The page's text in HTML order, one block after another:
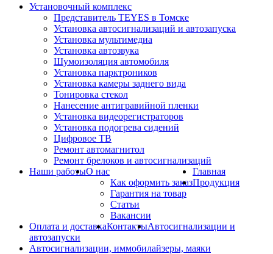
Установочный комплекс
Представитель TEYES в Томске
Установка автосигнализаций и автозапуска
Установка мультимедиа
Установка автозвука
Шумоизоляция автомобиля
Установка парктроников
Установка камеры заднего вида
Тонировка стекол
Нанесение антигравийной пленки
Установка видеорегистраторов
Установка подогрева сидений
Цифровое ТВ
Ремонт автомагнитол
Ремонт брелоков и автосигнализаций
Наши работыО нас
Как оформить заказ
Гарантия на товар
Статьи
Вакансии
Оплата и доставкаКонтакты
Главная
Продукция
Автосигнализации и
автозапуски
Автосигнализации, иммобилайзеры, маяки